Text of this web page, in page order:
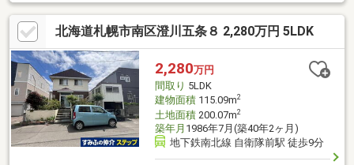
局車4分、南区役所車4分、ラルズマート真駒内店車4分
北海道札幌市南区澄川五条８ 2,280万円 5LDK
2,280万円
間取り 5LDK
建物面積115.09m2
土地面積200.07m2
築年月 1986年7月(築40年2ヶ月)
地下鉄南北線 自衛隊前駅 徒歩9分